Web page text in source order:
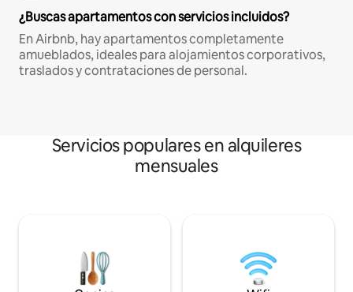
¿Buscas apartamentos con servicios incluidos?
En Airbnb, hay apartamentos completamente
amueblados, ideales para alojamientos corporativos,
traslados y contrataciones de personal.
Servicios populares en alquileres
mensuales